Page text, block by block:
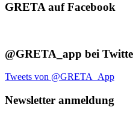
GRETA auf Facebook
@GRETA_app bei
Tweets von @GRETA_App
Newsletter anmeldung